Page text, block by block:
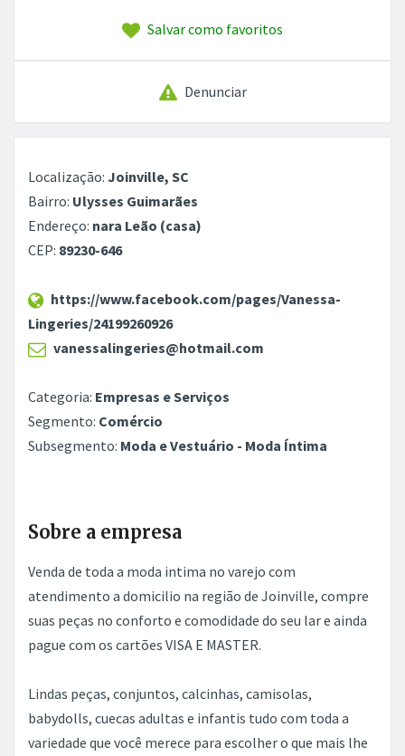
Salvar como favoritos
Denunciar
Localização: Joinville, SC
Bairro: Ulysses Guimarães
Endereço: nara Leão (casa)
CEP: 89230-646
https://www.facebook.com/pages/Vanessa-
Lingeries/24199260926
vanessalingeries@hotmail.com
Categoria: Empresas e Serviços
Segmento: Comércio
Subsegmento: Moda e Vestuário - Moda Íntima
Sobre a empresa
Venda de toda a moda intima no varejo com
atendimento a domicilio na região de Joinville, compre
suas peças no conforto e comodidade do seu lar e ainda
pague com os cartões VISA E MASTER.
Lindas peças, conjuntos, calcinhas, camisolas,
babydolls, cuecas adultas e infantis tudo com toda a
variedade que você merece para escolher o que mais lhe